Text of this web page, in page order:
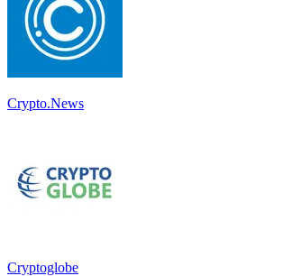
Crypto.News
Cryptoglobe